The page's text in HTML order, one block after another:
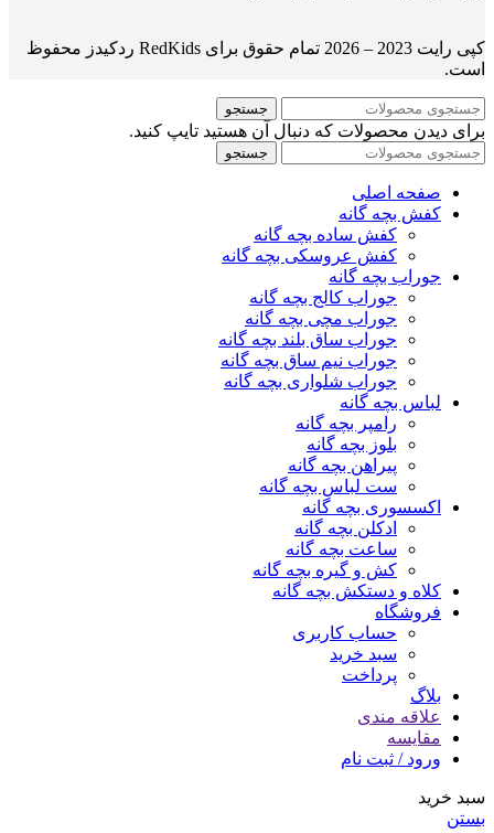
کپی رایت 2023 – 2026 تمام حقوق برای RedKids ردکیدز محفوظ
است.
جستجو
برای دیدن محصولات که دنبال آن هستید تایپ کنید.
جستجو
صفحه اصلی
کفش بچه گانه
کفش ساده بچه گانه
کفش عروسکی بچه گانه
جوراب بچه گانه
جوراب کالج بچه گانه
جوراب مچی بچه گانه
جوراب ساق بلند بچه گانه
جوراب نیم ساق بچه گانه
جوراب شلواری بچه گانه
لباس بچه گانه
رامپر بچه گانه
بلوز بچه گانه
پیراهن بچه گانه
ست لباس بچه گانه
اکسسوری بچه گانه
ادکلن بچه گانه
ساعت بچه گانه
کش و گیره بچه گانه
کلاه و دستکش بچه گانه
فروشگاه
حساب کاربری
سبد خرید
پرداخت
بلاگ
علاقه مندی
مقایسه
ورود / ثبت نام
سبد خرید
بستن